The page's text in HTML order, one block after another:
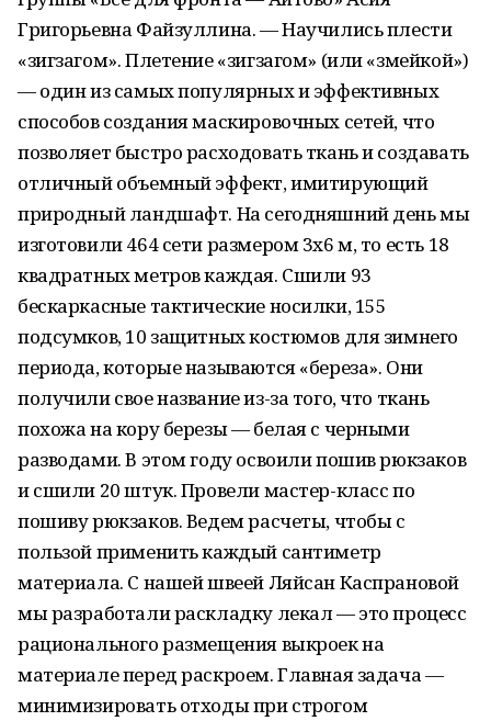
Григорьевна Файзуллина. — Научились плести
«зигзагом». Плетение «зигзагом» (или «змейкой»)
— один из самых популярных и эффективных
способов создания маскировочных сетей, что
позволяет быстро расходовать ткань и создавать
отличный объемный эффект, имитирующий
природный ландшафт. На сегодняшний день мы
изготовили 464 сети размером 3х6 м, то есть 18
квадратных метров каждая. Сшили 93
бескаркасные тактические носилки, 155
подсумков, 10 защитных костюмов для зимнего
периода, которые называются «береза». Они
получили свое название из-за того, что ткань
похожа на кору березы — белая с черными
разводами. В этом году освоили пошив рюкзаков
и сшили 20 штук. Провели мастер-класс по
пошиву рюкзаков. Ведем расчеты, чтобы с
пользой применить каждый сантиметр
материала. С нашей швеей Ляйсан Каспрановой
мы разработали раскладку лекал — это процесс
рационального размещения выкроек на
материале перед раскроем. Главная задача —
минимизировать отходы при строгом